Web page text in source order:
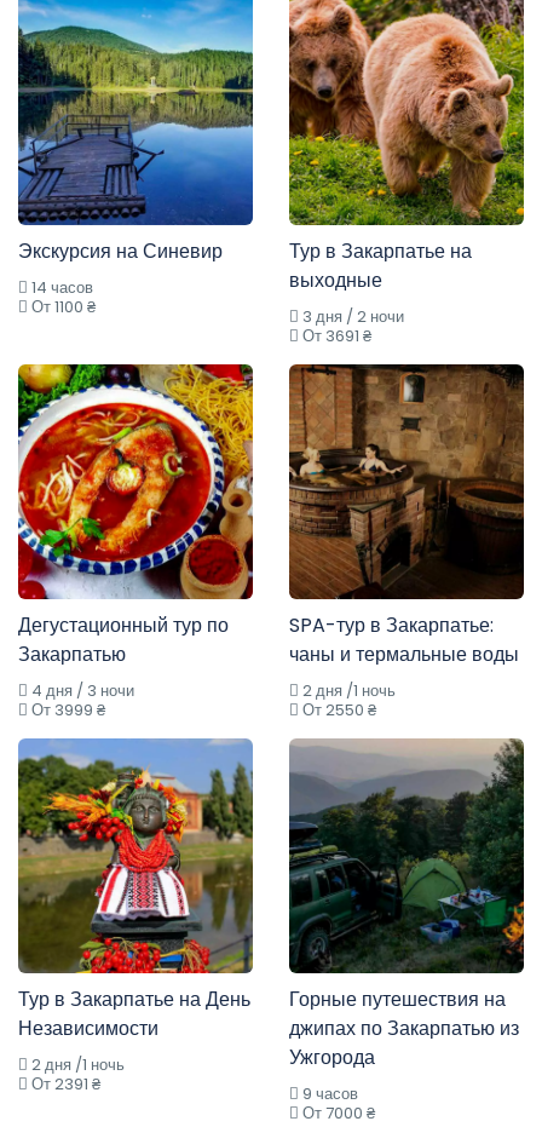
Экскурсия на Синевир
14 часов
От 1100 ₴
Тур в Закарпатье на
выходные
3 дня / 2 ночи
От 3691 ₴
Дегустационный тур по
Закарпатью
4 дня / 3 ночи
От 3999 ₴
SPA-тур в Закарпатье:
чаны и термальные воды
2 дня /1 ночь
От 2550 ₴
Тур в Закарпатье на День
Независимости
2 дня /1 ночь
От 2391 ₴
Горные путешествия на
джипах по Закарпатью из
Ужгорода
9 часов
От 7000 ₴